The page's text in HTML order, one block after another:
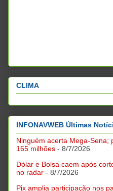
CLIMA
INFONAVWEB Últimas
Ninguém acerta Mega-Sena;
165 milhões - 8/7/2026
Dólar e Bolsa caem após
no radar - 8/7/2026
Pix amplia participação nos